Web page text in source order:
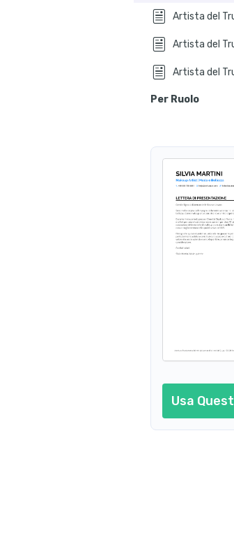
Artista del
Artista del
Per Ruolo
Artista del
Artista del
Usa